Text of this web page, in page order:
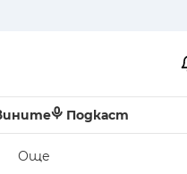
Подкаст
Още